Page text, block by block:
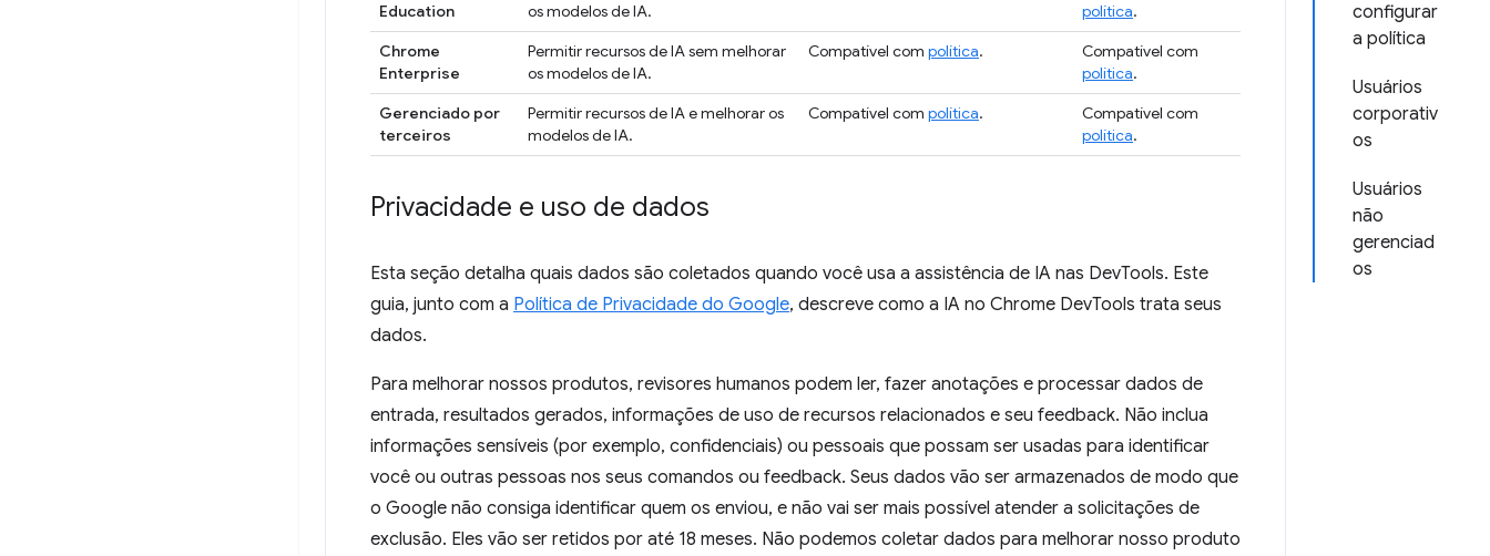
configurar
a política
Usuários
corporativ
os
Usuários
não
gerenciad
os
Education
os modelos de IA.
política.
Chrome
Enterprise
Permitir recursos de IA sem melhorar
os modelos de IA.
Compatível com política.
Compatível com
política.
Gerenciado por
terceiros
Permitir recursos de IA e melhorar os
modelos de IA.
Compatível com política.
Compatível com
política.
Privacidade e uso de dados
Esta seção detalha quais dados são coletados quando você usa a assistência de IA nas DevTools. Este
guia, junto com a Política de Privacidade do Google, descreve como a IA no Chrome DevTools trata seus
dados.
Para melhorar nossos produtos, revisores humanos podem ler, fazer anotações e processar dados de
entrada, resultados gerados, informações de uso de recursos relacionados e seu feedback. Não inclua
informações sensíveis (por exemplo, confidenciais) ou pessoais que possam ser usadas para identificar
você ou outras pessoas nos seus comandos ou feedback. Seus dados vão ser armazenados de modo que
o Google não consiga identificar quem os enviou, e não vai ser mais possível atender a solicitações de
exclusão. Eles vão ser retidos por até 18 meses. Não podemos coletar dados para melhorar nosso produto